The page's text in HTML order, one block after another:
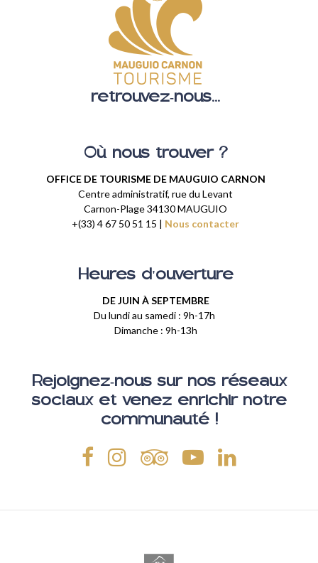
retrouvez-nous...
Où nous trouver ?
OFFICE DE TOURISME DE MAUGUIO CARNON
Centre administratif, rue du Levant
Carnon-Plage 34130 MAUGUIO
+(33) 4 67 50 51 15 | Nous contacter
Heures d'ouverture
DE JUIN À SEPTEMBRE
Du lundi au samedi : 9h-17h
Dimanche : 9h-13h
Rejoignez-nous sur nos réseaux
sociaux et venez enrichir notre
communauté !